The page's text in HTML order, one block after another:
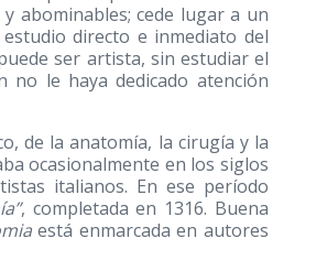
abominables; cede lugar a un
directo e inmediato del
ser artista, sin estudiar el
le haya dedicado atención
de la anatomía, la cirugía y la
ocasionalmente en los siglos
italianos. En ese período
, completada en 1316. Buena
está enmarcada en autores